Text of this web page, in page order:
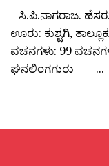
– ಸಿ.ಪಿ.ನಾಗರಾಜ.
ಊರು: ಕುಶ್ಟಗಿ,
ವಚನಗಳು: 99
ಘನಲಿಂಗಗುರು ...